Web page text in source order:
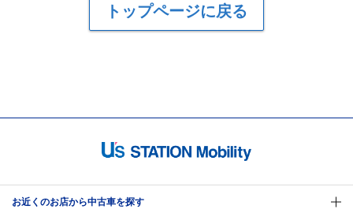
トップページに戻る
お近くのお店から中古車を探す